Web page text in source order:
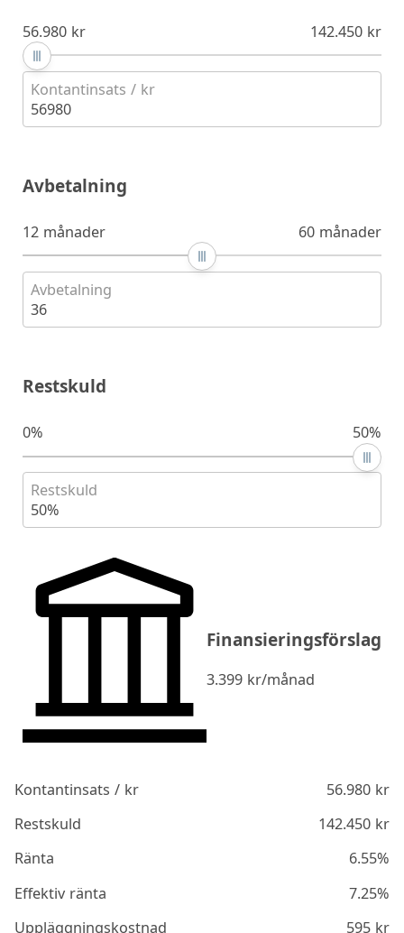
56.980 kr 142.450 kr
Kontantinsats / kr
56980
Avbetalning
12 månader 60 månader
Avbetalning
36
Restskuld
0% 50%
Restskuld
50%
Finansieringsförslag
3.399 kr/månad
Kontantinsats / kr 56.980kr
Restskuld
142.450kr
Ränta
6.55%
Effektiv ränta
7.25%
Uppläggningskostnad
595kr